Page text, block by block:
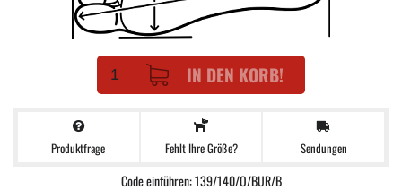
IN DEN KORB!
Produktfrage Fehlt Ihre Größe? Sendungen
Code einführen: 139/140/O/BUR/B